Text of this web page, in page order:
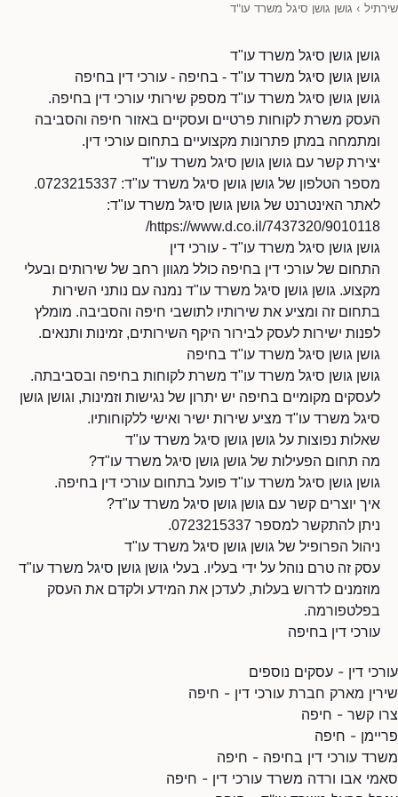
שירתיל › גושן גושן סיגל משרד עו"ד
גושן גושן סיגל משרד עו"ד
גושן גושן סיגל משרד עו"ד - בחיפה - עורכי דין בחיפה
גושן גושן סיגל משרד עו"ד מספק שירותי עורכי דין בחיפה.
העסק משרת לקוחות פרטיים ועסקיים באזור חיפה והסביבה
ומתמחה במתן פתרונות מקצועיים בתחום עורכי דין.
יצירת קשר עם גושן גושן סיגל משרד עו"ד
מספר הטלפון של גושן גושן סיגל משרד עו"ד: 0723215337.
לאתר האינטרנט של גושן גושן סיגל משרד עו"ד:
https://www.d.co.il/7437320/9010118/
גושן גושן סיגל משרד עו"ד - עורכי דין
התחום של עורכי דין בחיפה כולל מגוון רחב של שירותים ובעלי
מקצוע. גושן גושן סיגל משרד עו"ד נמנה עם נותני השירות
בתחום זה ומציע את שירותיו לתושבי חיפה והסביבה. מומלץ
לפנות ישירות לעסק לבירור היקף השירותים, זמינות ותנאים.
גושן גושן סיגל משרד עו"ד בחיפה
גושן גושן סיגל משרד עו"ד משרת לקוחות בחיפה ובסביבתה.
לעסקים מקומיים בחיפה יש יתרון של נגישות וזמינות, וגושן גושן
סיגל משרד עו"ד מציע שירות ישיר ואישי ללקוחותיו.
שאלות נפוצות על גושן גושן סיגל משרד עו"ד
מה תחום הפעילות של גושן גושן סיגל משרד עו"ד?
גושן גושן סיגל משרד עו"ד פועל בתחום עורכי דין בחיפה.
איך יוצרים קשר עם גושן גושן סיגל משרד עו"ד?
ניתן להתקשר למספר 0723215337.
ניהול הפרופיל של גושן גושן סיגל משרד עו"ד
עסק זה טרם נוהל על ידי בעליו. בעלי גושן גושן סיגל משרד עו"ד
מוזמנים לדרוש בעלות, לעדכן את המידע ולקדם את העסק
בפלטפורמה.
עורכי דין בחיפה
עורכי דין - עסקים נוספים
שירין מארק חברת עורכי דין - חיפה
צרו קשר - חיפה
פריימן - חיפה
משרד עורכי דין בחיפה - חיפה
סאמי אבו ורדה משרד עורכי דין - חיפה